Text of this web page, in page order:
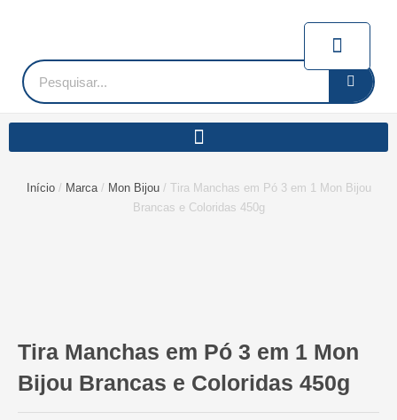
conteúdoPesquisar
Início/ Marca/ Mon Bijou/ Tira Manchas em Pó 3 em 1 Mon Bijou
Brancas e Coloridas 450g
Tira Manchas em Pó 3 em 1 Mon
Bijou Brancas e Coloridas 450g